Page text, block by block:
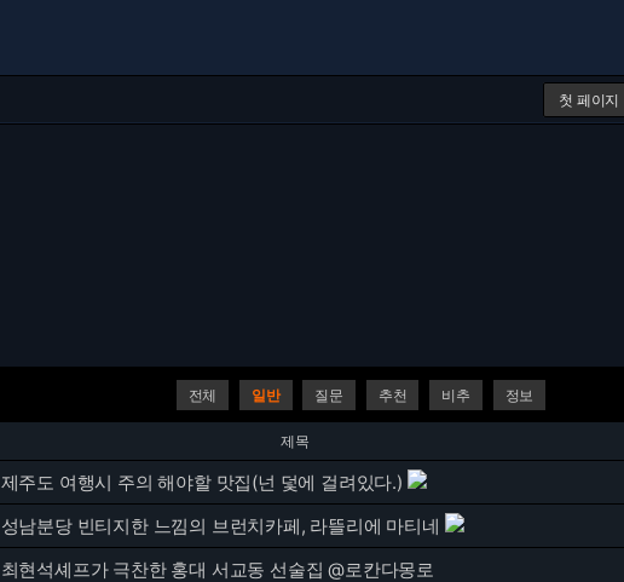
첫 페이지
전체 일반 질문 추천 비추 정보
제목
제주도 여행시 주의 해야할 맛집(넌 덫에 걸려있다.)
성남분당 빈티지한 느낌의 브런치카페, 라뜰리에 마티네
최현석셰프가 극찬한 홍대 서교동 선술집 @로칸다몽로